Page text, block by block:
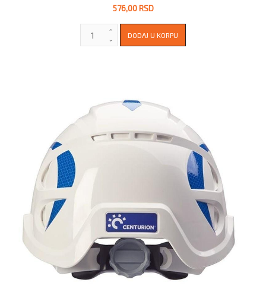
576,00 RSD